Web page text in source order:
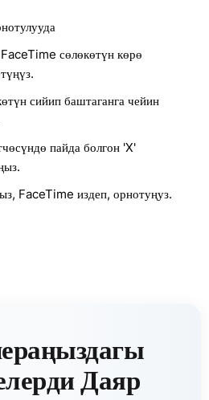
сөлөкөтүн көрө
сийип баштаганга чейин
пайда болгон 'X'
FaceTime издеп, орнотуңуз.
Даяр